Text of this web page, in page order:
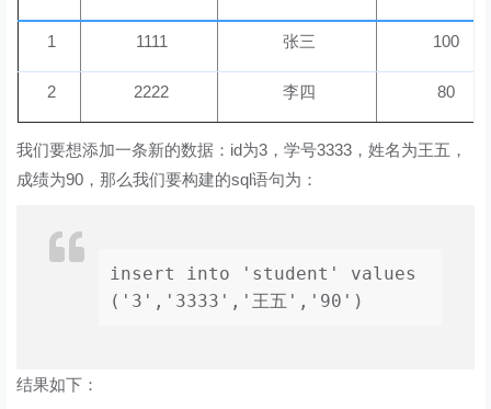
1 1111 张三 100
2 2222 李四 80
我们要想添加一条新的数据：id为3，学号3333，姓名为王五，
成绩为90，那么我们要构建的sql语句为：
insert into 'student' values
('3','3333','王五','90')
结果如下：